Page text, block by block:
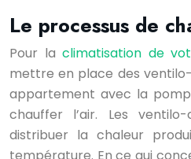
Le processus de
Pour laclimatisation de
mettre en place des
appartement avec la
chauffer l’air. Les
distribuer la chaleur